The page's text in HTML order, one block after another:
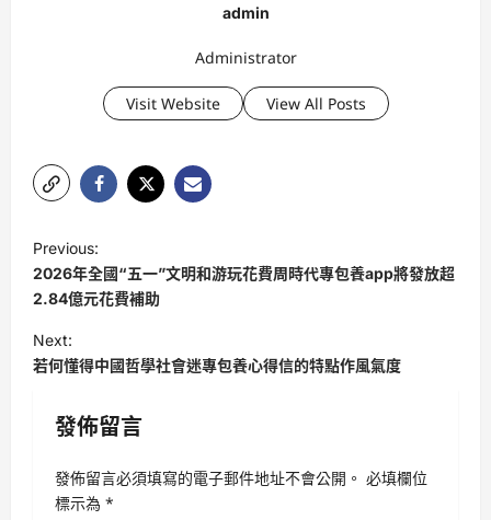
admin
Administrator
Visit Website View All Posts
o
s
t
n
Previous:
2026年全國“五一”文明和游玩花費周時代專包養app將發放超
2.84億元花費補助
Next:
若何懂得中國哲學社會迷專包養心得信的特點作風氣度
發佈留言
發佈留言必須填寫的電子郵件地址不會公開。 必填欄位
標示為 *